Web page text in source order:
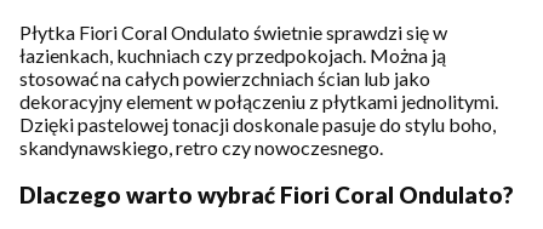
Płytka Fiori Coral Ondulato świetnie sprawdzi się w
łazienkach, kuchniach czy przedpokojach. Można ją
stosować na całych powierzchniach ścian lub jako
dekoracyjny element w połączeniu z płytkami jednolitymi.
Dzięki pastelowej tonacji doskonale pasuje do stylu boho,
skandynawskiego, retro czy nowoczesnego.
Dlaczego warto wybrać Fiori Coral Ondulato?